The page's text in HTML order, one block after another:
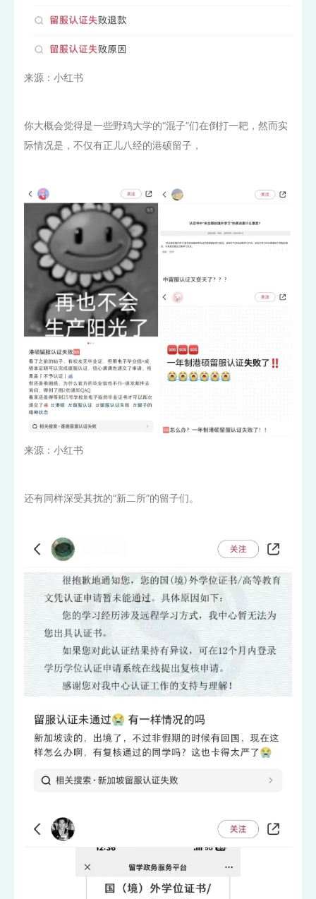
来源：小红书
你大概会觉得是一些野鸡大学的“混子”们在倒打一耙，然而实
际情况是，不仅有正儿八经的港硕留子，
来源：小红书
还有同样深受其扰的“新二所”的留子们。